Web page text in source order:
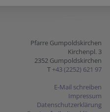
Pfarre Gumpoldskirchen
Kirchenpl. 3
2352 Gumpoldskirchen
T +43 (2252) 621 97
E-Mail schreiben
Impressum
Datenschutzerklärung